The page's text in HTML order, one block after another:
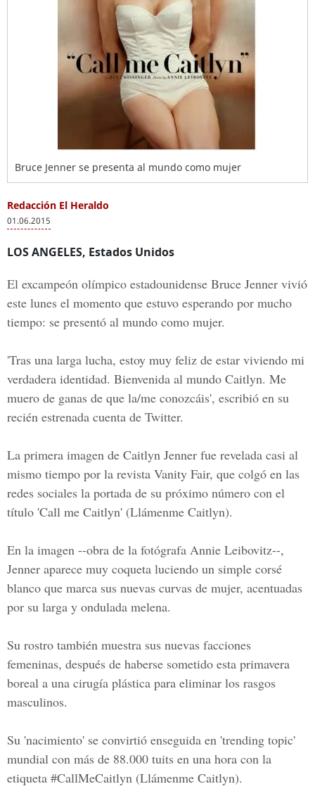
Bruce Jenner se presenta al mundo como mujer
Redacción El Heraldo
01.06.2015
LOS ANGELES, Estados Unidos
El excampeón olímpico estadounidense Bruce Jenner vivió
este lunes el momento que estuvo esperando por mucho
tiempo: se presentó al mundo como mujer.
'Tras una larga lucha, estoy muy feliz de estar viviendo mi
verdadera identidad. Bienvenida al mundo Caitlyn. Me
muero de ganas de que la/me conozcáis', escribió en su
recién estrenada cuenta de Twitter.
La primera imagen de Caitlyn Jenner fue revelada casi al
mismo tiempo por la revista Vanity Fair, que colgó en las
redes sociales la portada de su próximo número con el
título 'Call me Caitlyn' (Llámenme Caitlyn).
En la imagen --obra de la fotógrafa Annie Leibovitz--,
Jenner aparece muy coqueta luciendo un simple corsé
blanco que marca sus nuevas curvas de mujer, acentuadas
por su larga y ondulada melena.
Su rostro también muestra sus nuevas facciones
femeninas, después de haberse sometido esta primavera
boreal a una cirugía plástica para eliminar los rasgos
masculinos.
Su 'nacimiento' se convirtió enseguida en 'trending topic'
mundial con más de 88.000 tuits en una hora con la
etiqueta #CallMeCaitlyn (Llámenme Caitlyn).